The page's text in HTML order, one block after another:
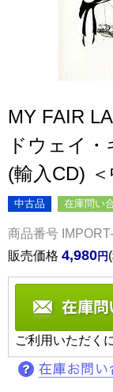
MY FAIR
ドウェイ
(輸入CD) ＜
中古品 在庫問い
商品番号
販売価格 4,980
ご利用いただく